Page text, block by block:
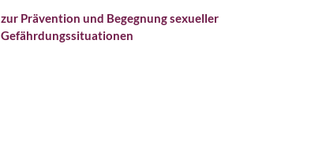
zur Prävention und Begegnung sexueller
Gefährdungssituationen